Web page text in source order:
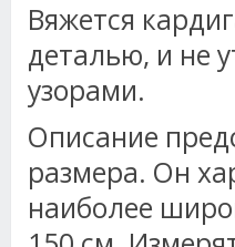
Вяжется
деталью, и не
узорами.
Описание
размера. Он
наиболее